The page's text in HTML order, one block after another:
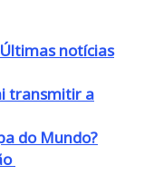
notícias
transmitir a
do Mundo?